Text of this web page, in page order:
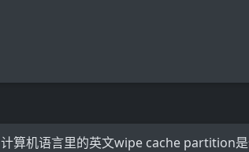
计算机语言里的英文wipe cache partition是